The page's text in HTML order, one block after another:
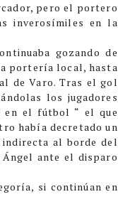
pero el portero
inverosímiles en la
gozando de
portería local, hasta
de Varo. Tras el gol
los jugadores
en el fútbol “ el que
había decretado un
indirecta al borde del
ante el disparo
si continúan en